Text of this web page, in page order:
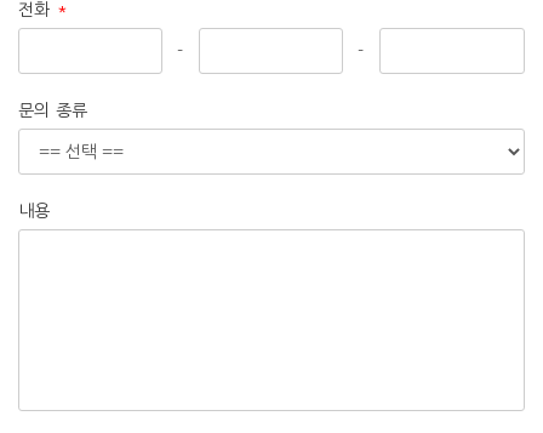
전화 *
- -
문의 종류
내용